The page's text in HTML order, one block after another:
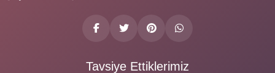
Tavsiye Ettiklerimiz